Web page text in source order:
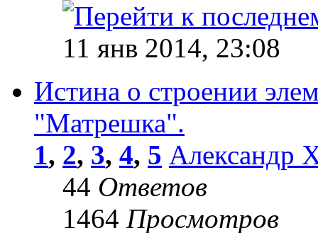
11 янв 2014, 23:08
Истина о строении
"Матрешка".
1, 2, 3, 4, 5 Александр
44 Ответов
1464 Просмотров